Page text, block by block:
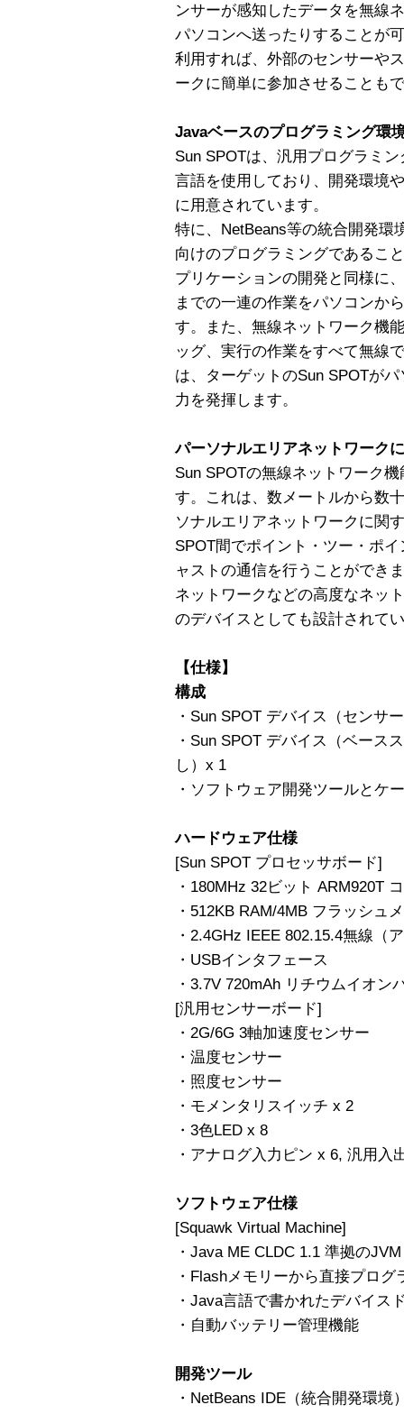
ンサーが感知したデータを無線
パソコンへ送ったりすることが
利用すれば、外部のセンサーや
ークに簡単に参加させることも
Javaベースのプログラミング環
Sun SPOTは、汎用プログラミ
言語を使用しており、開発環境
に用意されています。
特に、NetBeans等の統合開発環
向けのプログラミングであるこ
プリケーションの開発と同様に
までの一連の作業をパソコンか
す。また、無線ネットワーク機
ッグ、実行の作業をすべて無線
は、ターゲットのSun SPOTが
力を発揮します。
パーソナルエリアネットワーク
Sun SPOTの無線ネットワーク
す。これは、数メートルから数
ソナルエリアネットワークに関
SPOT間でポイント・ツー・ポ
ャストの通信を行うことができ
ネットワークなどの高度なネッ
のデバイスとしても設計されて
【仕様】
構成
・Sun SPOT デバイス（センサ
・Sun SPOT デバイス（ベース
し）x 1
・ソフトウェア開発ツールとケ
ハードウェア仕様
[Sun SPOT プロセッサボード]
・180MHz 32ビット ARM920T
・512KB RAM/4MB フラッシュ
・2.4GHz IEEE 802.15.4無線（
・USBインタフェース
・3.7V 720mAh リチウムイオン
[汎用センサーボード]
・2G/6G 3軸加速度センサー
・温度センサー
・照度センサー
・モメンタリスイッチ x 2
・3色LED x 8
・アナログ入力ピン x 6, 汎用入
ソフトウェア仕様
[Squawk Virtual Machine]
・Java ME CLDC 1.1 準拠の
・Flashメモリーから直接プログ
・Java言語で書かれたデバイス
・自動バッテリー管理機能
開発ツール
・NetBeans IDE（統合開発環